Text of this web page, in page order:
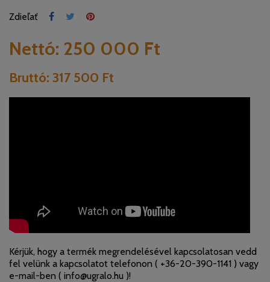
Zdieľať
Nettó: 250 000 Ft
Bruttó: 317 500 Ft
Kérjük, hogy a termék megrendelésével kapcsolatosan vedd
fel velünk a kapcsolatot telefonon ( +36-20-390-1141 ) vagy
e-mail-ben ( info@ugralo.hu )!